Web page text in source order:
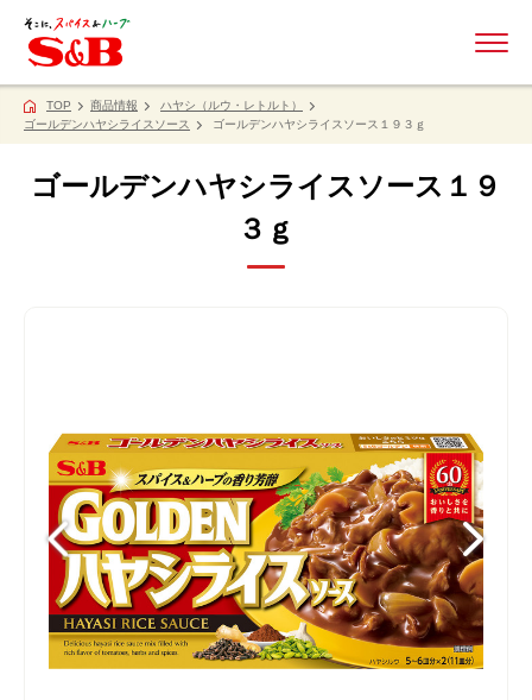
TOP 商品情報
ハヤシ（ルウ・レトルト）
ゴールデンハヤシライスソース
ゴールデンハヤシライスソース１９３ｇ
ゴールデンハヤシライスソース１９
３ｇ